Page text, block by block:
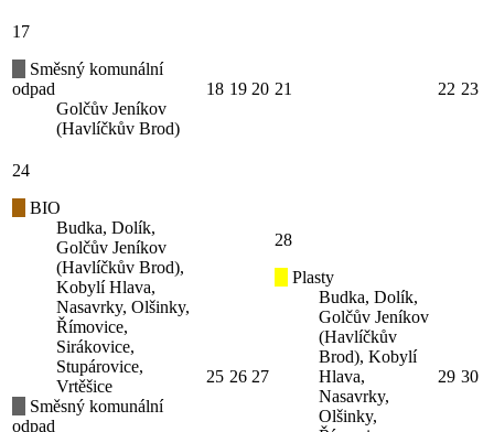
17
Směsný komunální
odpad
Golčův Jeníkov
(Havlíčkův Brod)
18 19 20 21 22 23
24
BIO
Budka, Dolík,
Golčův Jeníkov
(Havlíčkův Brod),
Kobylí Hlava,
Nasavrky, Olšinky,
Římovice,
Sirákovice,
Stupárovice,
Vrtěšice
Směsný komunální
odpad
25 26 27
28
Plasty
Budka, Dolík,
Golčův Jeníkov
(Havlíčkův
Brod), Kobylí
Hlava,
Nasavrky,
Olšinky,
29 30